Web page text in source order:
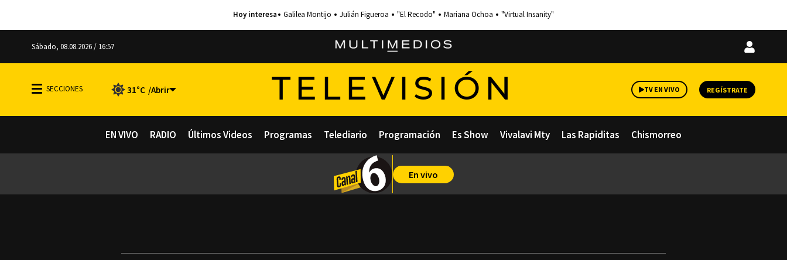
Galilea Montijo Julián Figueroa "El Recodo" Mariana Ochoa "Virtual Insanity"
Sábado, 08.08.2026 / 16:57
Iniciar
31°C TELEVISIÓN TV EN VIVO REGÍSTRATE
EN VIVO RADIO Últimos Videos Programas Telediario Programación Es Show Vivalavi Mty Las Rapiditas Chismorreo
En vivo